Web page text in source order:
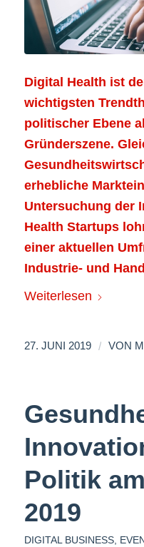
Digital Health ist
wichtigsten
politischer Ebene
Gründerszene.
erhebliche
Untersuchung der
Health Startups
einer aktuellen
Industrie- und
Weiterlesen
27. JUNI 2019 / VON
Politik
2019
DIGITAL BUSINESS,